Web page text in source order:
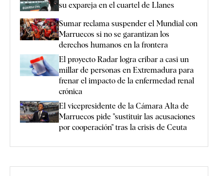
su expareja en el cuartel de Llanes
Sumar reclama suspender el Mundial con
Marruecos si no se garantizan los
derechos humanos en la frontera
El proyecto Radar logra cribar a casi un
millar de personas en Extremadura para
frenar el impacto de la enfermedad renal
crónica
El vicepresidente de la Cámara Alta de
Marruecos pide "sustituir las acusaciones
por cooperación" tras la crisis de Ceuta